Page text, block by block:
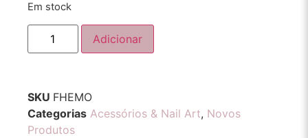
Em stock
Adicionar
SKU FHEMO
Categorias Acessórios & Nail Art, Novos
Produtos